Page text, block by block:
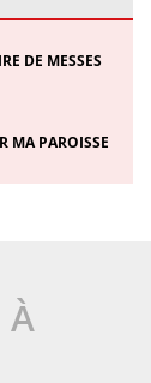
DE MESSES
MA PAROISSE
À